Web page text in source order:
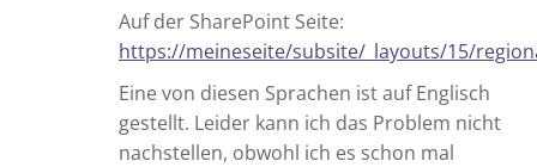
Auf der SharePoint Seite:
https://meineseite/subsite/_layouts/15/
Eine von diesen Sprachen ist auf Englisch
gestellt. Leider kann ich das Problem nicht
nachstellen, obwohl ich es schon mal